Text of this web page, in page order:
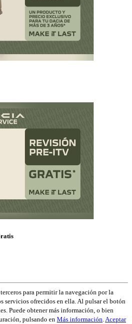
para permitir la navegación por la
servicios ofrecidos en ella. Al pulsar el botón
Puede obtener más información, o bien
pulsando en Más información.Aceptar